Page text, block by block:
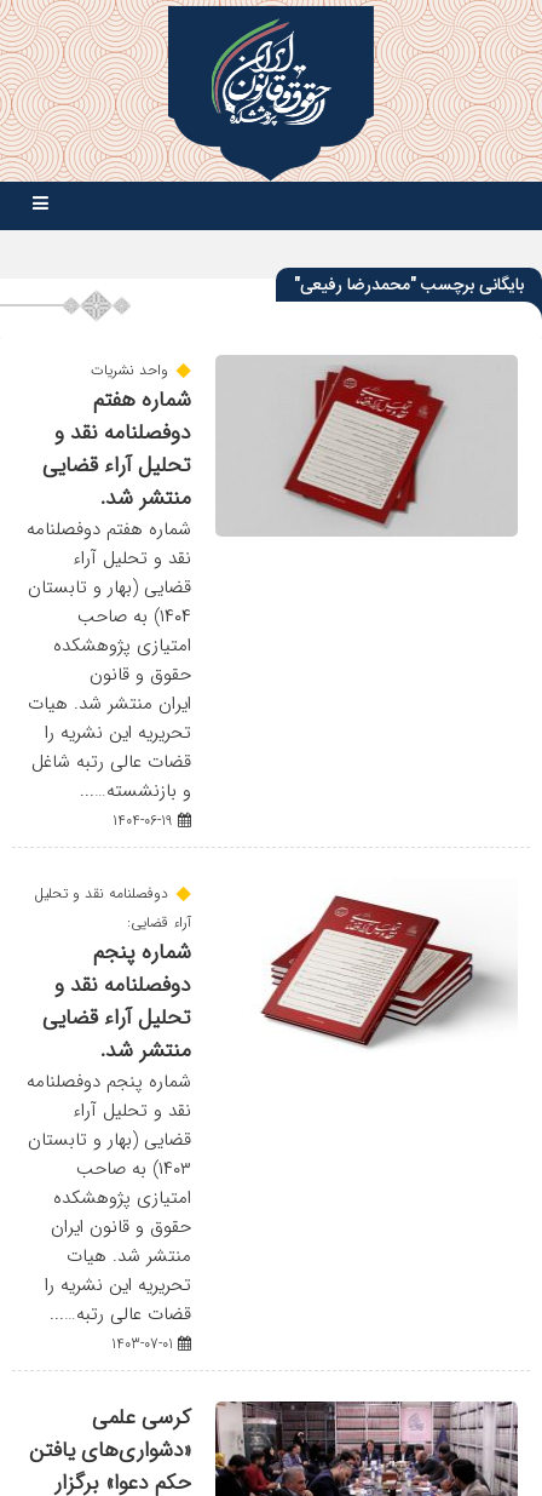
بایگانی برچسب "محمدرضا رفیعی"
واحد نشریات
شماره هفتم
دوفصلنامه نقد و
تحلیل آراء قضایی
منتشر شد.
شماره هفتم دوفصلنامه
نقد و تحلیل آراء
قضایی (بهار و تابستان
۱۴۰۴) به صاحب
امتیازی پژوهشکده
حقوق و قانون
ایران منتشر شد. هیات
تحریریه این نشریه را
قضات عالی رتبه شاغل
و بازنشسته…...
دوفصلنامه نقد و تحلیل
آراء قضایی:
شماره پنجم
دوفصلنامه نقد و
تحلیل آراء قضایی
منتشر شد.
شماره پنجم دوفصلنامه
نقد و تحلیل آراء
قضایی (بهار و تابستان
۱۴۰۳) به صاحب
امتیازی پژوهشکده
حقوق و قانون ایران
منتشر شد. هیات
تحریریه این نشریه را
قضات عالی رتبه…...
کرسی علمی
«دشواری‌های یافتن
حکم دعوا» برگزار